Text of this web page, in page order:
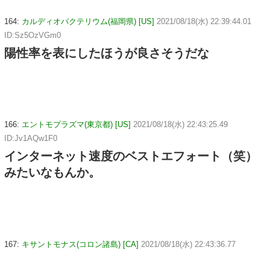
164: カルディオバクテリウム(福岡県) [US] 2021/08/18(水) 22:39:44.01
ID:Sz5OzVGm0
陽性率を表にしたほうが良さそうだな
166: エントモプラズマ(東京都) [US] 2021/08/18(水) 22:43:25.49
ID:Jv1AQw1F0
インターネット速度のベストエフォート（笑）
みたいなもんか。
167: キサントモナス(コロン諸島) [CA] 2021/08/18(水) 22:43:36.77